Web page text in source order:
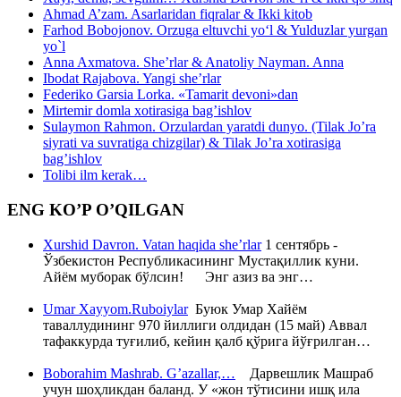
Ahmad A’zam. Asarlaridan fiqralar & Ikki kitob
Farhod Bobojonov. Orzuga eltuvchi yo‘l & Yulduzlar yurgan
yo`l
Anna Axmatova. She’rlar & Anatoliy Nayman. Anna
Ibodat Rajabova. Yangi she’rlar
Federiko Garsia Lorka. «Tamarit devoni»dan
Mirtemir domla xotirasiga bag’ishlov
Sulaymon Rahmon. Orzulardan yaratdi dunyo. (Tilak Jo’ra
siyrati va suvratiga chizgilar) & Tilak Jo’ra xotirasiga
bag’ishlov
Tolibi ilm kerak…
ENG KO’P O’QILGAN
Xurshid Davron. Vatan haqida she’rlar1 сентябрь -
Ўзбекистон Республикасининг Мустақиллик куни.
Айём муборак бўлсин! Энг азиз ва энг…
Umar Xayyom.RuboiylarБуюк Умар Хайём
таваллудининг 970 йиллиги олдидан (15 май) Аввал
тафаккурда туғилиб, кейин қалб қўрига йўғрилган…
Boborahim Mashrab. G’azallar,… Дарвешлик Машраб
учун шоҳликдан баланд. У «жон тўтисини ишқ ила